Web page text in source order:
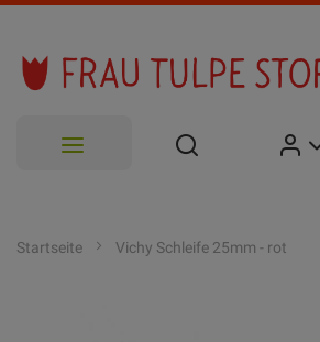
Startseite Vichy Schleife 25mm - rot